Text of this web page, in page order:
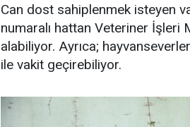
Can dost sahiplenmek isteyen
numaralı hattan Veteriner İşleri
alabiliyor. Ayrıca;
ile vakit geçirebiliyor.